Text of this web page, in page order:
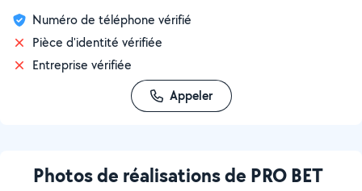
Numéro de téléphone vérifié
Pièce d'identité vérifiée
Entreprise vérifiée
Appeler
Photos de réalisations de PRO BET